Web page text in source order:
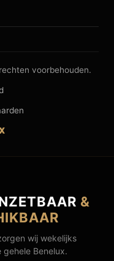
voorbehouden.
&
wij wekelijks
Benelux.